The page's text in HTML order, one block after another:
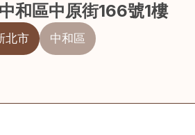
和區中原街166號1樓
北市 中和區